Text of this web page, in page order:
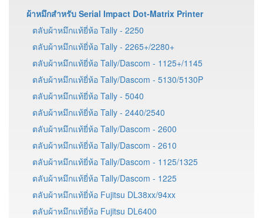
ผ้าหมึกสำหรับ Serial Impact Dot-Matrix Printer
ตลับผ้าหมึกแท้ยี่ห้อ Tally - 2250
ตลับผ้าหมึกแท้ยี่ห้อ Tally - 2265+/2280+
ตลับผ้าหมึกแท้ยี่ห้อ Tally/Dascom - 1125+/1145
ตลับผ้าหมึกแท้ยี่ห้อ Tally/Dascom - 5130/5130P
ตลับผ้าหมึกแท้ยี่ห้อ Tally - 5040
ตลับผ้าหมึกแท้ยี่ห้อ Tally - 2440/2540
ตลับผ้าหมึกแท้ยี่ห้อ Tally/Dascom - 2600
ตลับผ้าหมึกแท้ยี่ห้อ Tally/Dascom - 2610
ตลับผ้าหมึกแท้ยี่ห้อ Tally/Dascom - 1125/1325
ตลับผ้าหมึกแท้ยี่ห้อ Tally/Dascom - 1225
ตลับผ้าหมึกแท้ยี่ห้อ Fujitsu DL38xx/94xx
ตลับผ้าหมึกแท้ยี่ห้อ Fujitsu DL6400